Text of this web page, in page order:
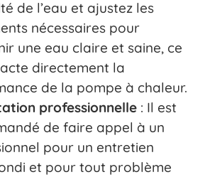
de l’eau et ajustez les
nécessaires pour
une eau claire et saine, ce
directement la
de la pompe à chaleur.
professionnelle : Il est
de faire appel à un
pour un entretien
et pour tout problème